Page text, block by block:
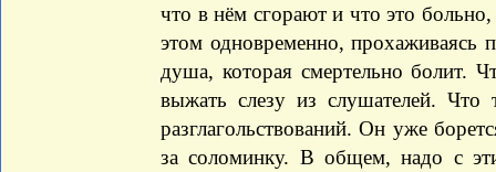
что в нём сгорают и что это
этом одновременно, прохаживаясь
душа, которая смертельно болит.
выжать слезу из слушателей.
разглагольствований. Он уже
за соломинку. В общем, надо с